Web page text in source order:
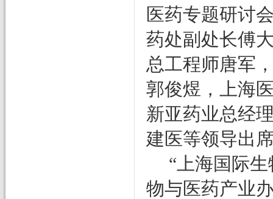
医药专题研讨
药处副处长傅
总工程师唐军
郭俊煜，上海
新亚药业总经
建医等领导出
“ 上海国际
物与医药产业